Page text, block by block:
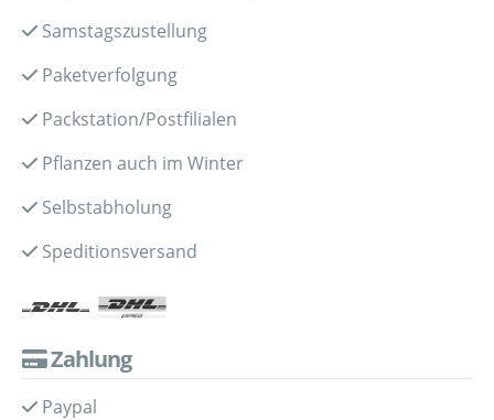
Samstagszustellung
Paketverfolgung
Packstation/Postfilialen
Pflanzen auch im Winter
Selbstabholung
Speditionsversand
Zahlung
Paypal